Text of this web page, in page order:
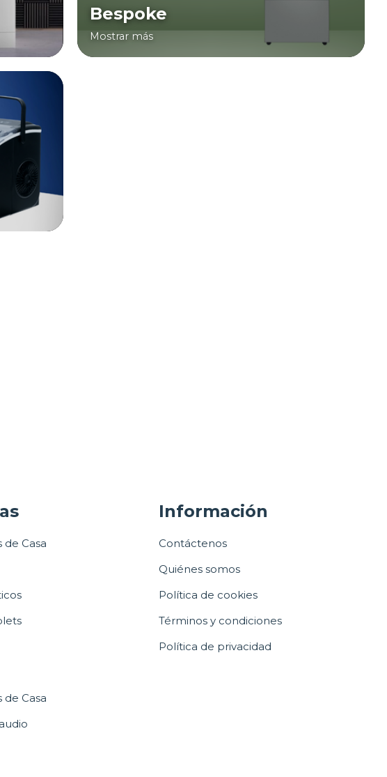
Bespoke
Mostrar más
Casa
Casa
Información
Contáctenos
Quiénes somos
Política de cookies
Términos y condiciones
Política de privacidad